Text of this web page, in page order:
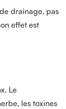
drainage, pas
effet est
Le
les toxines